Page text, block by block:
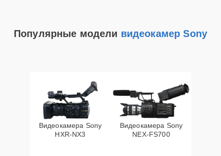
Популярные модели видеокамер Sony
Видеокамера Sony
HXR‑NX3
Видеокамера Sony
NEX‑FS700